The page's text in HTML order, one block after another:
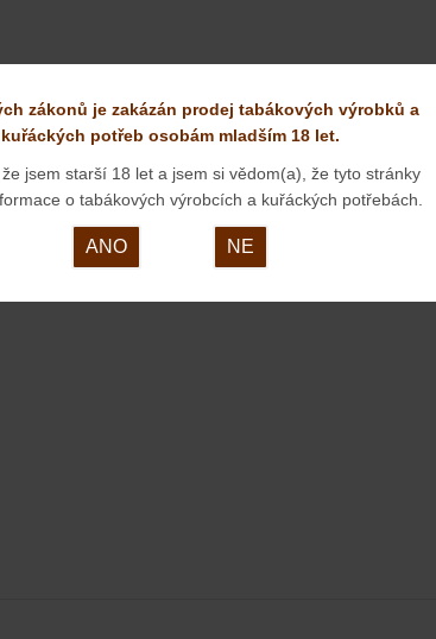
zákonů je zakázán prodej tabákových výrobků a
kuřáckých potřeb osobám mladším 18 let.
jsem starší 18 let a jsem si vědom(a), že tyto stránky
o tabákových výrobcích a kuřáckých potřebách.
ANO NE